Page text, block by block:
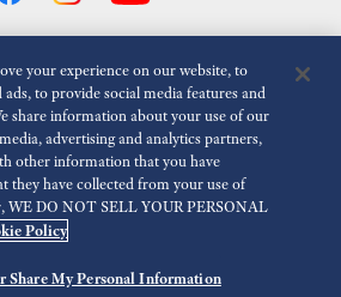
애니메이션 줄이기 비활성화
THE MEDIA) Terms of Use
POLICY) 쿠키 정책(COOKIE POLICY)
성(ACCESSIBILITY)
your experience on our website, to
to provide social media features and
share information about your use of our
advertising and analytics partners,
other information that you have
they have collected from your use of
WE DO NOT SELL YOUR PERSONAL
Policy
Share My Personal Information